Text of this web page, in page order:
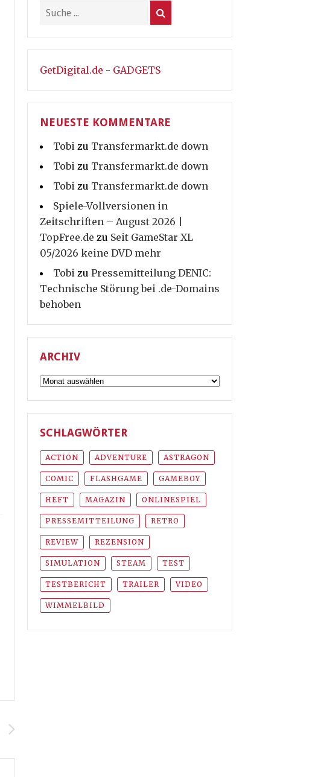
GetDigital.de - GADGETS
NEUESTE KOMMENTARE
Tobi zu Transfermarkt.de down
Tobi zu Transfermarkt.de down
Tobi zu Transfermarkt.de down
Spiele-Vollversionen in
Zeitschriften – August 2026 |
TopFree.de zu Seit GameStar XL
05/2026 keine DVD mehr
Tobi zu Pressemitteilung DENIC:
Technische Störung bei .de-Domains
behoben
ARCHIV
Archiv
SCHLAGWÖRTER
ACTION ADVENTURE ASTRAGON
COMIC FLASHGAME GAMEBOY
HEFT MAGAZIN ONLINESPIEL
PRESSEMITTEILUNG RETRO
REVIEW REZENSION
SIMULATION STEAM TEST
TESTBERICHT TRAILER VIDEO
WIMMELBILD